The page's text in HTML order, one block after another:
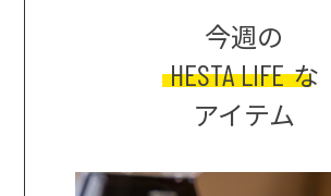
今週の
HESTA LIFE な
アイテム